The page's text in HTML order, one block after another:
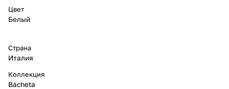
Цвет
Белый
Страна
Италия
Коллекция
Bacheta